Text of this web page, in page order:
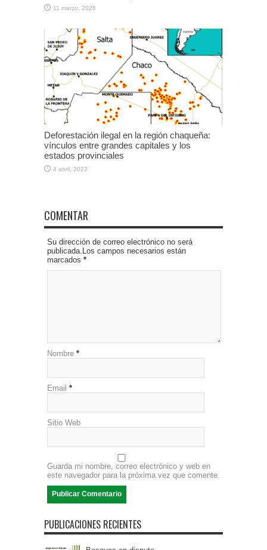
11 marzo, 2026
Deforestación ilegal en la región chaqueña:
vínculos entre grandes capitales y los
estados provinciales
4 abril, 2022
COMENTAR
Su dirección de correo electrónico no será
publicada.Los campos necesarios están
marcados *
Nombre *
Email *
Sitio Web
Guarda mi nombre, correo electrónico y web en
este navegador para la próxima vez que comente.
PUBLICACIONES RECIENTES